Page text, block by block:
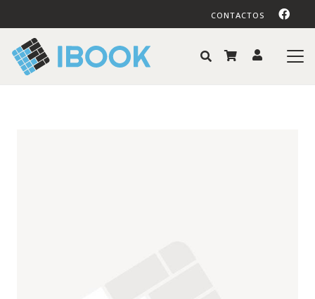
CONTACTOS